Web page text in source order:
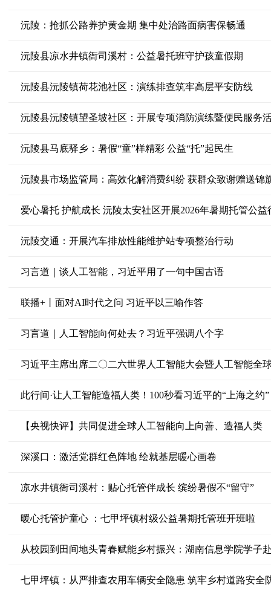
沅陵：抢抓公路养护黄金期 集中处治路面病害保畅通
沅陵县凉水井镇衙司溪村：公益暑托班守护孩童假期
沅陵县沅陵镇荷花池社区：演练排查筑牢高层平安防线
沅陵县沅陵镇望圣坡社区：开展专项消防演练暨便民服务
沅陵县马底驿乡：暑假“童”样精彩 公益“托”起民生
沅陵县市场监管局：高效化解消费纠纷 获群众致谢赠送锦
爱心暑托 护航成长 沅陵太安社区开展2026年暑期托管公益
沅陵交通：开展汽车排放性能维护站专项整治行动
习言道｜谈人工智能，习近平用了一句中国古语
联播+丨面对AI时代之问 习近平以三喻作答
习言道｜人工智能向何处去？习近平强调八个字
习近平主席出席二〇二六世界人工智能大会暨人工智能全
此行间·让人工智能造福人类！100秒看习近平的“上海之约”
【央视快评】共同促进全球人工智能向上向善、造福人类
深溪口：激活党群红色阵地 绘就基层暖心画卷
凉水井镇衙司溪村：贴心托管伴成长 缤纷暑假不“留守”
暖心托管护童心 ：七甲坪镇村级公益暑期托管班开班啦
七甲坪镇：从严排查农用车辆安全隐患 筑牢乡村道路安全